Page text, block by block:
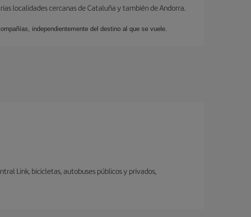
localidades cercanas de Cataluña y también de Andorra.
independientemente del destino al que se vuele.
Link, bicicletas, autobuses públicos y privados,